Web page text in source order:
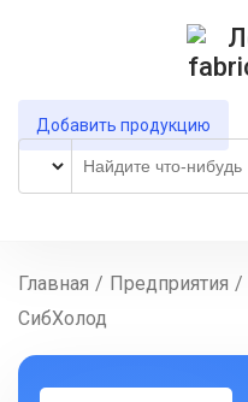
Добавить продукцию
Главная / Предприятия /
СибХолод